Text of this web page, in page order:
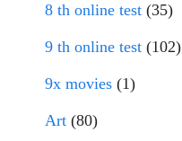
8 th online test (35)
9 th online test (102)
9x movies (1)
Art (80)